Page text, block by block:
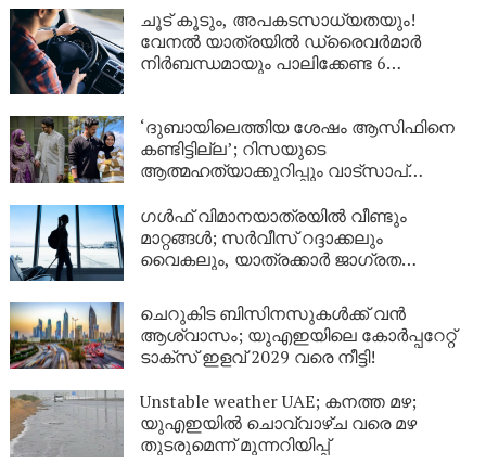
ചൂട് കൂടും, അപകടസാധ്യതയും!
വേനൽ യാത്രയിൽ ഡ്രൈവർമാർ
നിർബന്ധമായും പാലിക്കേണ്ട 6
‘ദുബായിലെത്തിയ ശേഷം ആസിഫിനെ
കണ്ടിട്ടില്ല’; റിസയുടെ
ആത്മഹത്യാക്കുറിപ്പും വാട്സാപ്
പൊലീസിന്റെ നീക്കം എന്ത്?
ഗൾഫ് വിമാനയാത്രയിൽ വീണ്ടും
മാറ്റങ്ങൾ; സർവീസ് റദ്ദാക്കലും
വൈകലും, യാത്രക്കാർ ജാഗ്രത
ചെറുകിട ബിസിനസുകൾക്ക് വൻ
ആശ്വാസം; യുഎഇയിലെ കോർപ്പറേറ്റ്
ടാക്സ് ഇളവ് 2029 വരെ നീട്ടി!
Unstable weather UAE; കനത്ത മഴ;
യുഎഇയിൽ ചൊവ്വാഴ്ച വരെ മഴ
തുടരുമെന്ന് മുന്നറിയിപ്പ്